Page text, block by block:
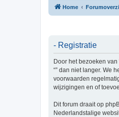
Home
- Registratie
Door het bezoeken van
“” dan niet langer. We
voorwaarden
wijzigingen en of
Dit forum draait op
Nederlandstalige